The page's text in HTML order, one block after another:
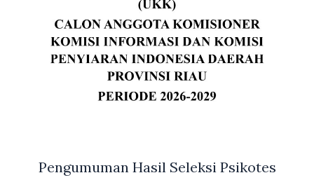
Pengumuman Hasil Seleksi Psikotes